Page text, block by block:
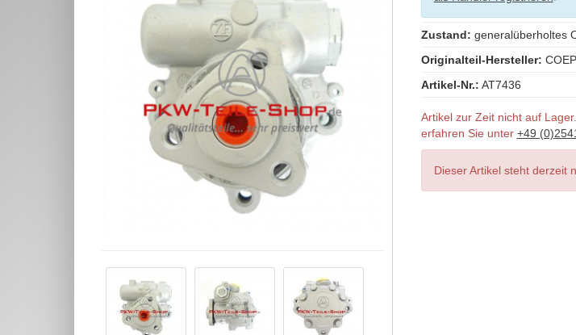
Zustand: generalüberholtes
Originalteil-Hersteller:
Artikel-Nr.: AT7436
Artikel zur Zeit nicht auf
erfahren Sie unter +49
Dieser Artikel steht derzeit